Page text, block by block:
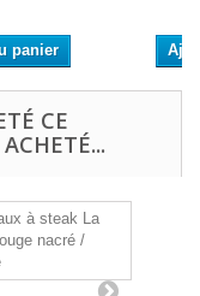
panier
CE